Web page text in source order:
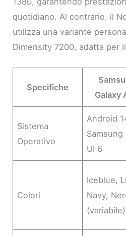
quotidiano. Al contrario, il
utilizza una variante
Dimensity 7200, adatta per
Specifiche
Galaxy
Sistema
Operativo
Android
Samsung
UI 6
Colori
Iceblue,
Navy,
(variabile)